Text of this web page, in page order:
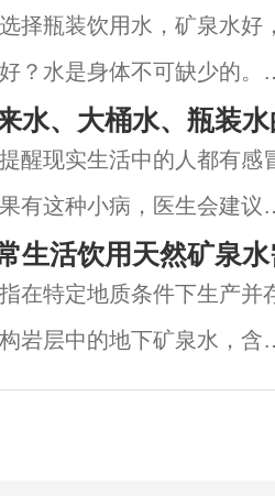
择瓶装饮用水，矿泉水好
？水是身体不可缺少的。
，但不能喝水。从这句话
水对我们来说是多么重要
对身体产生很大的影响。
水、大桶水、瓶装
醒现实生活中的人都有感
有这种小病，医生会建议
以增加排尿频率。随着尿
助于快速恢复。这说明水
从人们的生活水平大大提
生活饮用天然矿泉
在特定地质条件下生产并
岩层中的地下矿泉水，含
特殊的物理性质。它含有